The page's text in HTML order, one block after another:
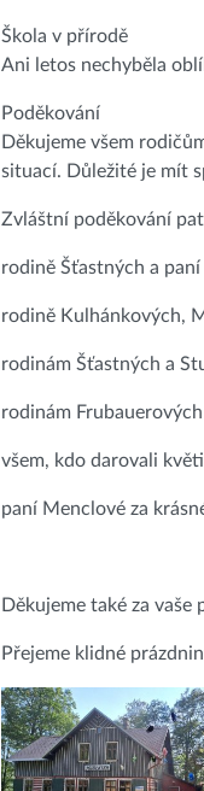
Škola v přírodě
Ani letos nechyběla
Poděkování
Děkujeme všem
situací. Důležité je mít
Zvláštní poděkování
rodině Šťastných a
rodině Kulhánkových,
rodinám Šťastných a
rodinám
všem, kdo darovali
paní Menclové za
Děkujeme také za
Přejeme klidné